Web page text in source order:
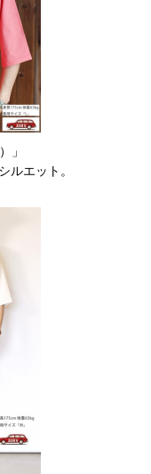
」
ルエット。